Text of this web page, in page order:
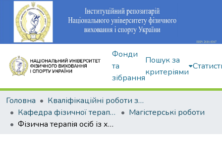
Фонди
та
зібрання
Пошук за
критеріями
Головна
Кваліфікаційні роботи здобувачів вищої освіти
Кафедра фізичної терапії та ерготерапії
Магістерські роботи
Фізична терапія осіб із хворобою Паркінсона